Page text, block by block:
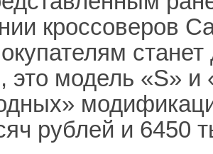
кроссоверов
это модель «S»
рублей и 6450